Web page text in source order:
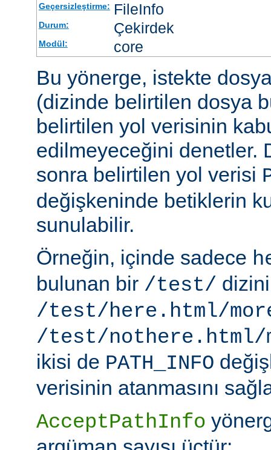
Geçersizleştirme: FileInfo
Durum: Çekirdek
Modül: core
Bu yönerge, istekte
(dizinde belirtilen dosya
belirtilen yol verisinin
edilmeyeceğini denetler.
sonra belirtilen yol verisi
değişkeninde betiklerin
sunulabilir.
Örneğin, içinde sadece
bulunan bir /test/
/test/here.html/
/test/nothere.html/
ikisi de PATH_INFO
verisinin atanmasını
AcceptPathInfo